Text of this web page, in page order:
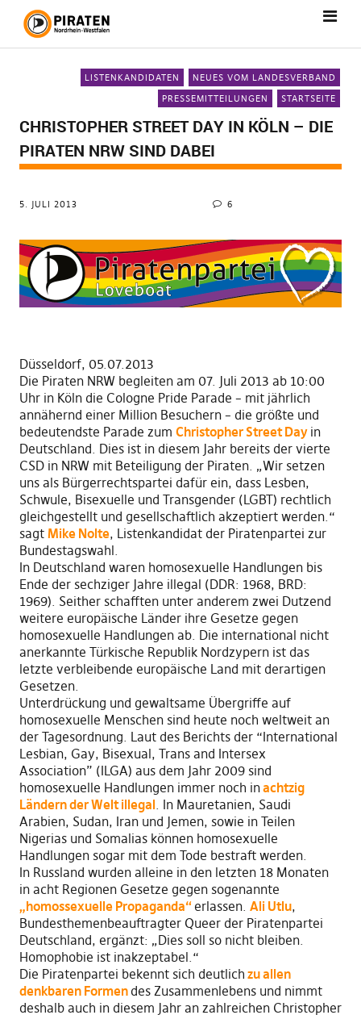
LISTENKANDIDATEN
NEUES VOM LANDESVERBAND
PRESSEMITTEILUNGEN
STARTSEITE
CHRISTOPHER STREET DAY IN KÖLN – DIE
PIRATEN NRW SIND DABEI
5. JULI 2013 6
Düsseldorf, 05.07.2013
Die Piraten NRW begleiten am 07. Juli 2013 ab 10:00
Uhr in Köln die Cologne Pride Parade – mit jährlich
annähernd einer Million Besuchern – die größte und
bedeutendste Parade zum Christopher Street Dayin
Deutschland. Dies ist in diesem Jahr bereits der vierte
CSD in NRW mit Beteiligung der Piraten. „Wir setzen
uns als Bürgerrechtspartei dafür ein, dass Lesben,
Schwule, Bisexuelle und Transgender (LGBT) rechtlich
gleichgestellt und gesellschaftlich akzeptiert werden.“
sagt Mike Nolte, Listenkandidat der Piratenpartei zur
Bundestagswahl.
In Deutschland waren homosexuelle Handlungen bis
Ende der sechziger Jahre illegal (DDR: 1968, BRD:
1969). Seither schafften unter anderem zwei Dutzend
weitere europäische Länder ihre Gesetze gegen
homosexuelle Handlungen ab. Die international nicht
anerkannte Türkische Republik Nordzypern ist das
letzte verbleibende europäische Land mit derartigen
Gesetzen.
Unterdrückung und gewaltsame Übergriffe auf
homosexuelle Menschen sind heute noch weltweit an
der Tagesordnung. Laut des Berichts der “International
Lesbian, Gay, Bisexual, Trans and Intersex
Association” (ILGA) aus dem Jahr 2009 sind
homosexuelle Handlungen immer noch inachtzig
Ländern der Welt illegal. In Mauretanien, Saudi
Arabien, Sudan, Iran und Jemen, sowie in Teilen
Nigerias und Somalias können homosexuelle
Handlungen sogar mit dem Tode bestraft werden.
In Russland wurden alleine in den letzten 18 Monaten
in acht Regionen Gesetze gegen sogenannte
„homossexuelle Propaganda“erlassen. Ali Utlu,
Bundesthemenbeauftragter Queer der Piratenpartei
Deutschland, ergänzt: „Dies soll so nicht bleiben.
Homophobie ist inakzeptabel.“
Die Piratenpartei bekennt sich deutlich zu allen
denkbaren Formen des Zusammenlebens und nimmt
deshalb auch in diesem Jahr an zahlreichen Christopher